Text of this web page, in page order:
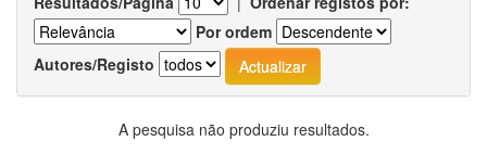
Por ordem
Autores/Registo
A pesquisa não produziu resultados.